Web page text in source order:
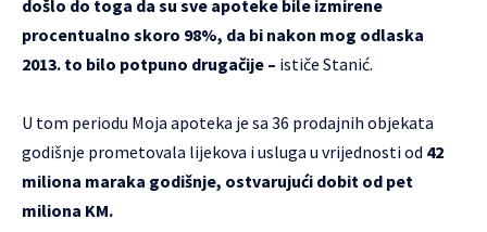
došlo do toga da su sve apoteke bile izmirene
procentualno skoro 98%, da bi nakon mog odlaska
2013. to bilo potpuno drugačije – ističe Stanić.
U tom periodu Moja apoteka je sa 36 prodajnih objekata
godišnje prometovala lijekova i usluga u vrijednosti od 42
miliona maraka godišnje, ostvarujući dobit od pet
miliona KM.